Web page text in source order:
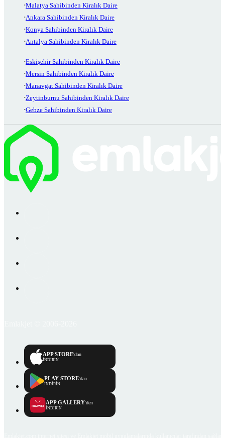
Malatya Sahibinden Kiralık Daire
Ankara Sahibinden Kiralık Daire
Konya Sahibinden Kiralık Daire
Antalya Sahibinden Kiralık Daire
Eskişehir Sahibinden Kiralık Daire
Mersin Sahibinden Kiralık Daire
Manavgat Sahibinden Kiralık Daire
Zeytinburnu Sahibinden Kiralık Daire
Gebze Sahibinden Kiralık Daire
APP STORE'dan
İNDİRİN
PLAY STORE'dan
İNDİRİN
APP GALLERY'den
İNDİRİN